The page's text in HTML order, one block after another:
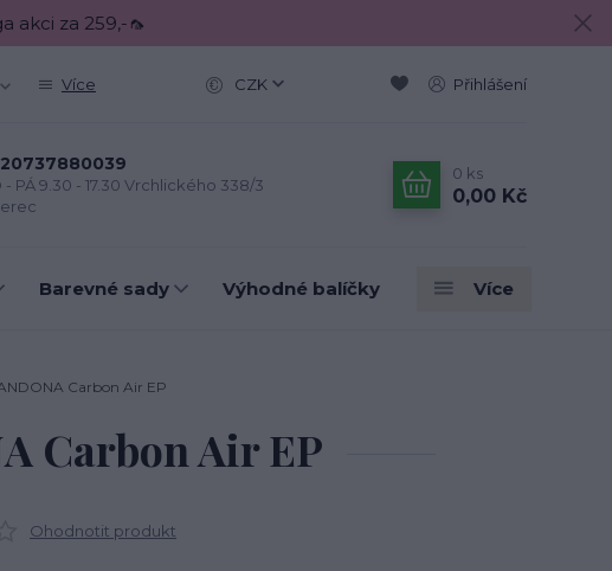
akci za 259,-🦟
Více CZK Přihlášení
- PÁ 9.30 - 17.30 Vrchlického 338/3
0 ks
0,00 Kč
Barevné sady Výhodné balíčky Více
Carbon Air EP
Carbon Air EP
Ohodnotit produkt